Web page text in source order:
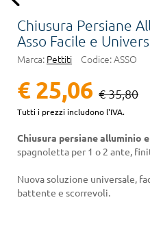
Chiusura Persiane
Asso Facile e
Marca: Pettiti Codice:ASSO
€ 25,06 € 35,80
Tutti i prezzi includono l'IVA.
Chiusura persiane alluminio
spagnoletta per 1 o 2 ante,
Nuova soluzione universale,
battente e scorrevoli.